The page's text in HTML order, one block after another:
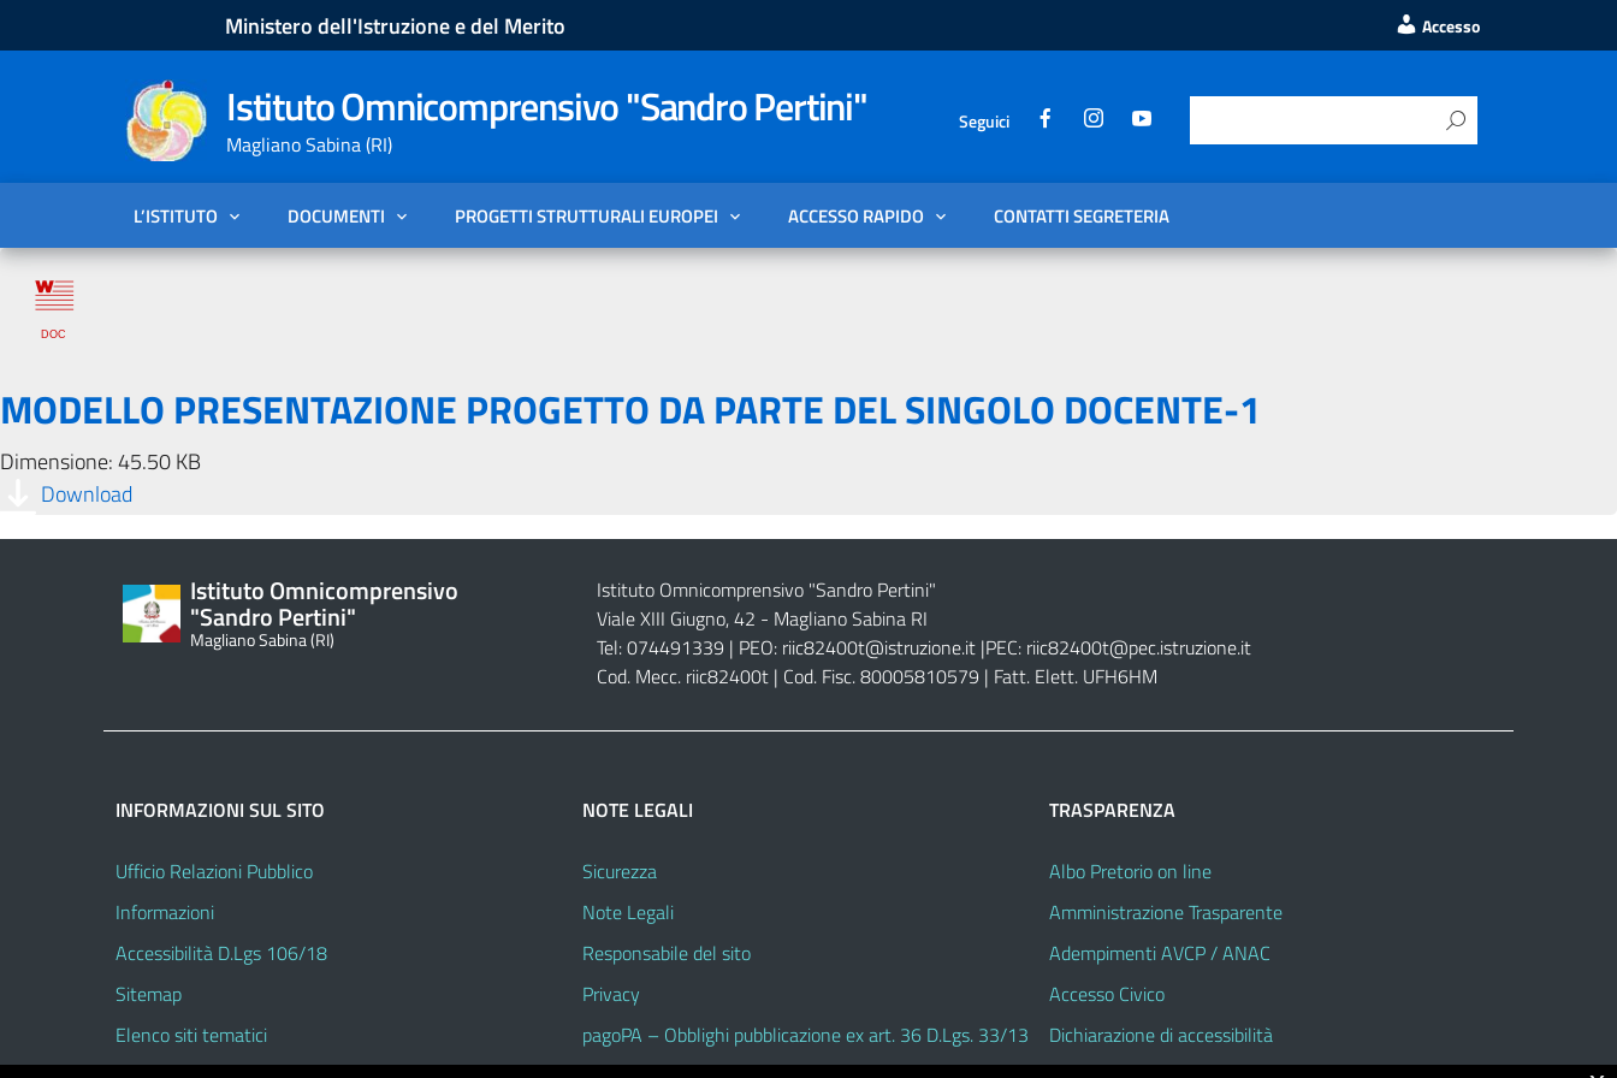
Ministero dell'Istruzione e del Merito Accesso
Istituto Omnicomprensivo "Sandro Pertini"
Magliano Sabina (RI)
Seguici
L’ISTITUTO DOCUMENTI PROGETTI STRUTTURALI EUROPEI ACCESSO RAPIDO CONTATTI SEGRETERIA
MODELLO PRESENTAZIONE PROGETTO DA PARTE DEL SINGOLO DOCENTE-1
Dimensione: 45.50 KB
Download
Istituto Omnicomprensivo
"Sandro Pertini"
Magliano Sabina (RI)
Istituto Omnicomprensivo "Sandro Pertini"
Viale XIII Giugno, 42 - Magliano Sabina RI
Tel: 074491339 | PEO: riic82400t@istruzione.it |PEC: riic82400t@pec.istruzione.it
Cod. Mecc. riic82400t | Cod. Fisc. 80005810579 | Fatt. Elett. UFH6HM
INFORMAZIONI SUL SITO
Ufficio Relazioni Pubblico
Informazioni
Accessibilità D.Lgs 106/18
Sitemap
Elenco siti tematici
NOTE LEGALI
Sicurezza
Note Legali
Responsabile del sito
Privacy
pagoPA – Obblighi pubblicazione ex art. 36 D.Lgs. 33/13
TRASPARENZA
Albo Pretorio on line
Amministrazione Trasparente
Adempimenti AVCP / ANAC
Accesso Civico
Dichiarazione di accessibilità